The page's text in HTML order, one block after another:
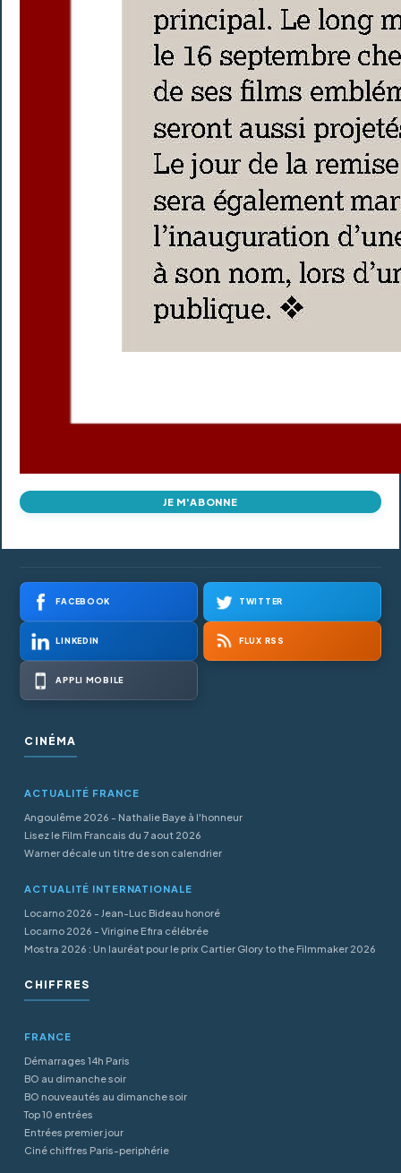
JE M'ABONNE
FACEBOOK TWITTER
LINKEDIN FLUX RSS
APPLI MOBILE
CINÉMA
ACTUALITÉ FRANCE
Angoulême 2026 - Nathalie Baye à l'honneur
Lisez le Film Francais du 7 aout 2026
Warner décale un titre de son calendrier
ACTUALITÉ INTERNATIONALE
Locarno 2026 - Jean-Luc Bideau honoré
Locarno 2026 - Virigine Efira célébrée
Mostra 2026 : Un lauréat pour le prix Cartier Glory to the Filmmaker 2026
CHIFFRES
FRANCE
Démarrages 14h Paris
BO au dimanche soir
BO nouveautés au dimanche soir
Top 10 entrées
Entrées premier jour
Ciné chiffres Paris-periphérie